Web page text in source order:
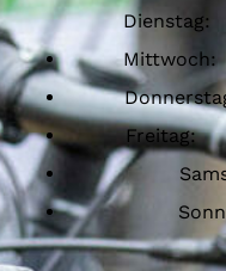
Dienstag:
Mittwoch:
Freitag: